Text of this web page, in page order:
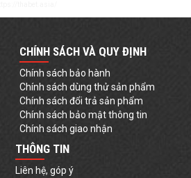
CHÍNH SÁCH VÀ QUY ĐỊNH
Chính sách bảo hành
Chính sách dùng thử sản phẩm
Chính sách đổi trả sản phẩm
Chính sách bảo mật thông tin
Chính sách giao nhận
THÔNG TIN
Liên hệ, góp ý